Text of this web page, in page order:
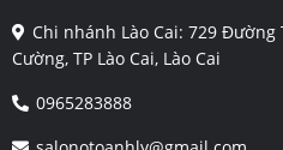
Chi nhánh Lào Cai: 729 Đường
Cường, TP Lào Cai, Lào Cai
0965283888